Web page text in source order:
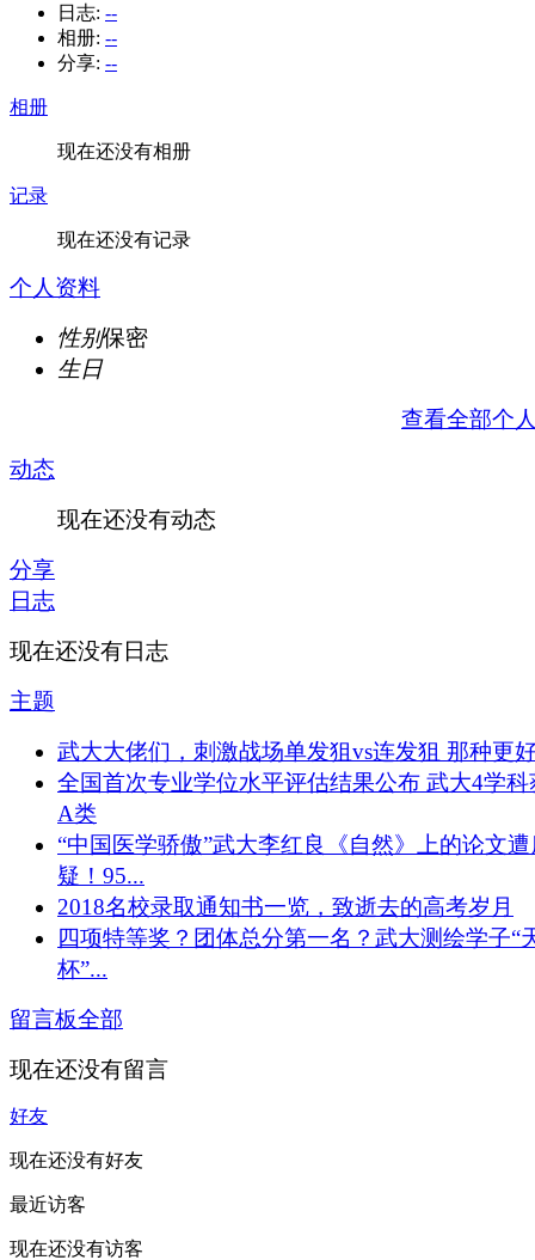
日志: --
相册: --
分享: --
相册
现在还没有相册
记录
现在还没有记录
个人资料
性别保密
生日
查看全部个
动态
现在还没有动态
分享
日志
现在还没有日志
主题
武大大佬们，刺激战场单发狙vs连发狙 那种更
全国首次专业学位水平评估结果公布 武大4学科
A类
“中国医学骄傲”武大李红良《自然》上的论文遭
疑！95...
2018名校录取通知书一览，致逝去的高考岁月
四项特等奖？团体总分第一名？武大测绘学子“
杯”...
留言板全部
现在还没有留言
好友
现在还没有好友
最近访客
现在还没有访客